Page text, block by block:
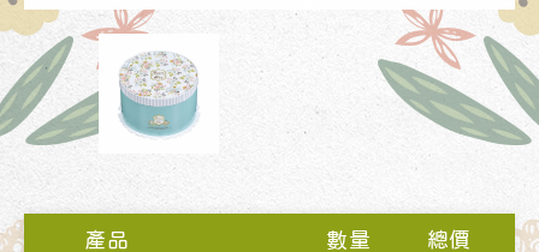
產品 數量 總價